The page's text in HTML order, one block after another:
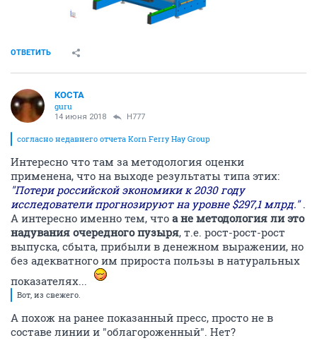
ОТВЕТИТЬ
KOCTA
guru
14 июня 2018 H777
согласно недавнего отчета Korn Ferry Hay Group
Интересно что там за методология оценки
применена, что на выходе результаты типа этих:
"Потери российской экономики к 2030 году
исследователи прогнозируют на уровне $297,1 млрд.".
А интересно именно тем, что а не методология ли это
надувания очередного пузыря, т.е. рост-рост-рост
выпуска, сбыта, прибыли в денежном выражении, но
без адекватного им прироста пользы в натуральных
показателях...
Вот, из свежего.
А похож на ранее показанный пресс, просто не в
составе линии и "облагороженный". Нет?